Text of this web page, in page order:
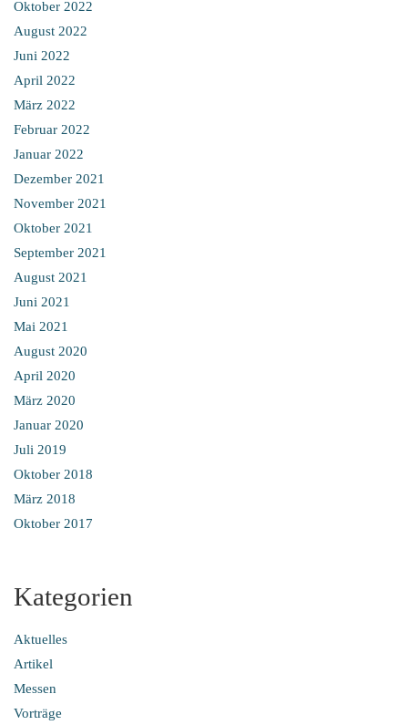
Oktober 2022
August 2022
Juni 2022
April 2022
März 2022
Februar 2022
Januar 2022
Dezember 2021
November 2021
Oktober 2021
September 2021
August 2021
Juni 2021
Mai 2021
August 2020
April 2020
März 2020
Januar 2020
Juli 2019
Oktober 2018
März 2018
Oktober 2017
Kategorien
Aktuelles
Artikel
Messen
Vorträge